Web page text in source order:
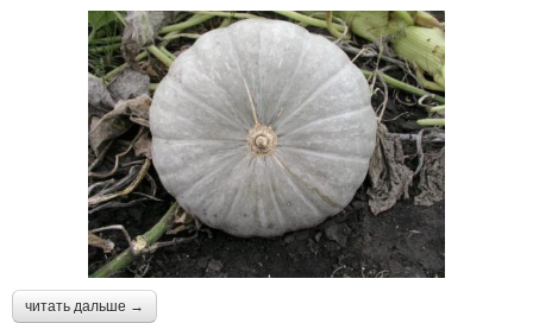
читать дальше →